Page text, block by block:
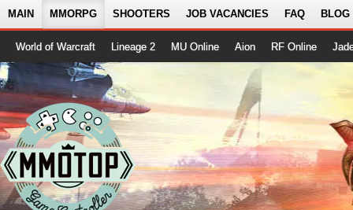
MAIN MMORPG SHOOTERS JOB VACANCIES FAQ BLOG
World of Warcraft Lineage 2 MU Online Aion RF Online